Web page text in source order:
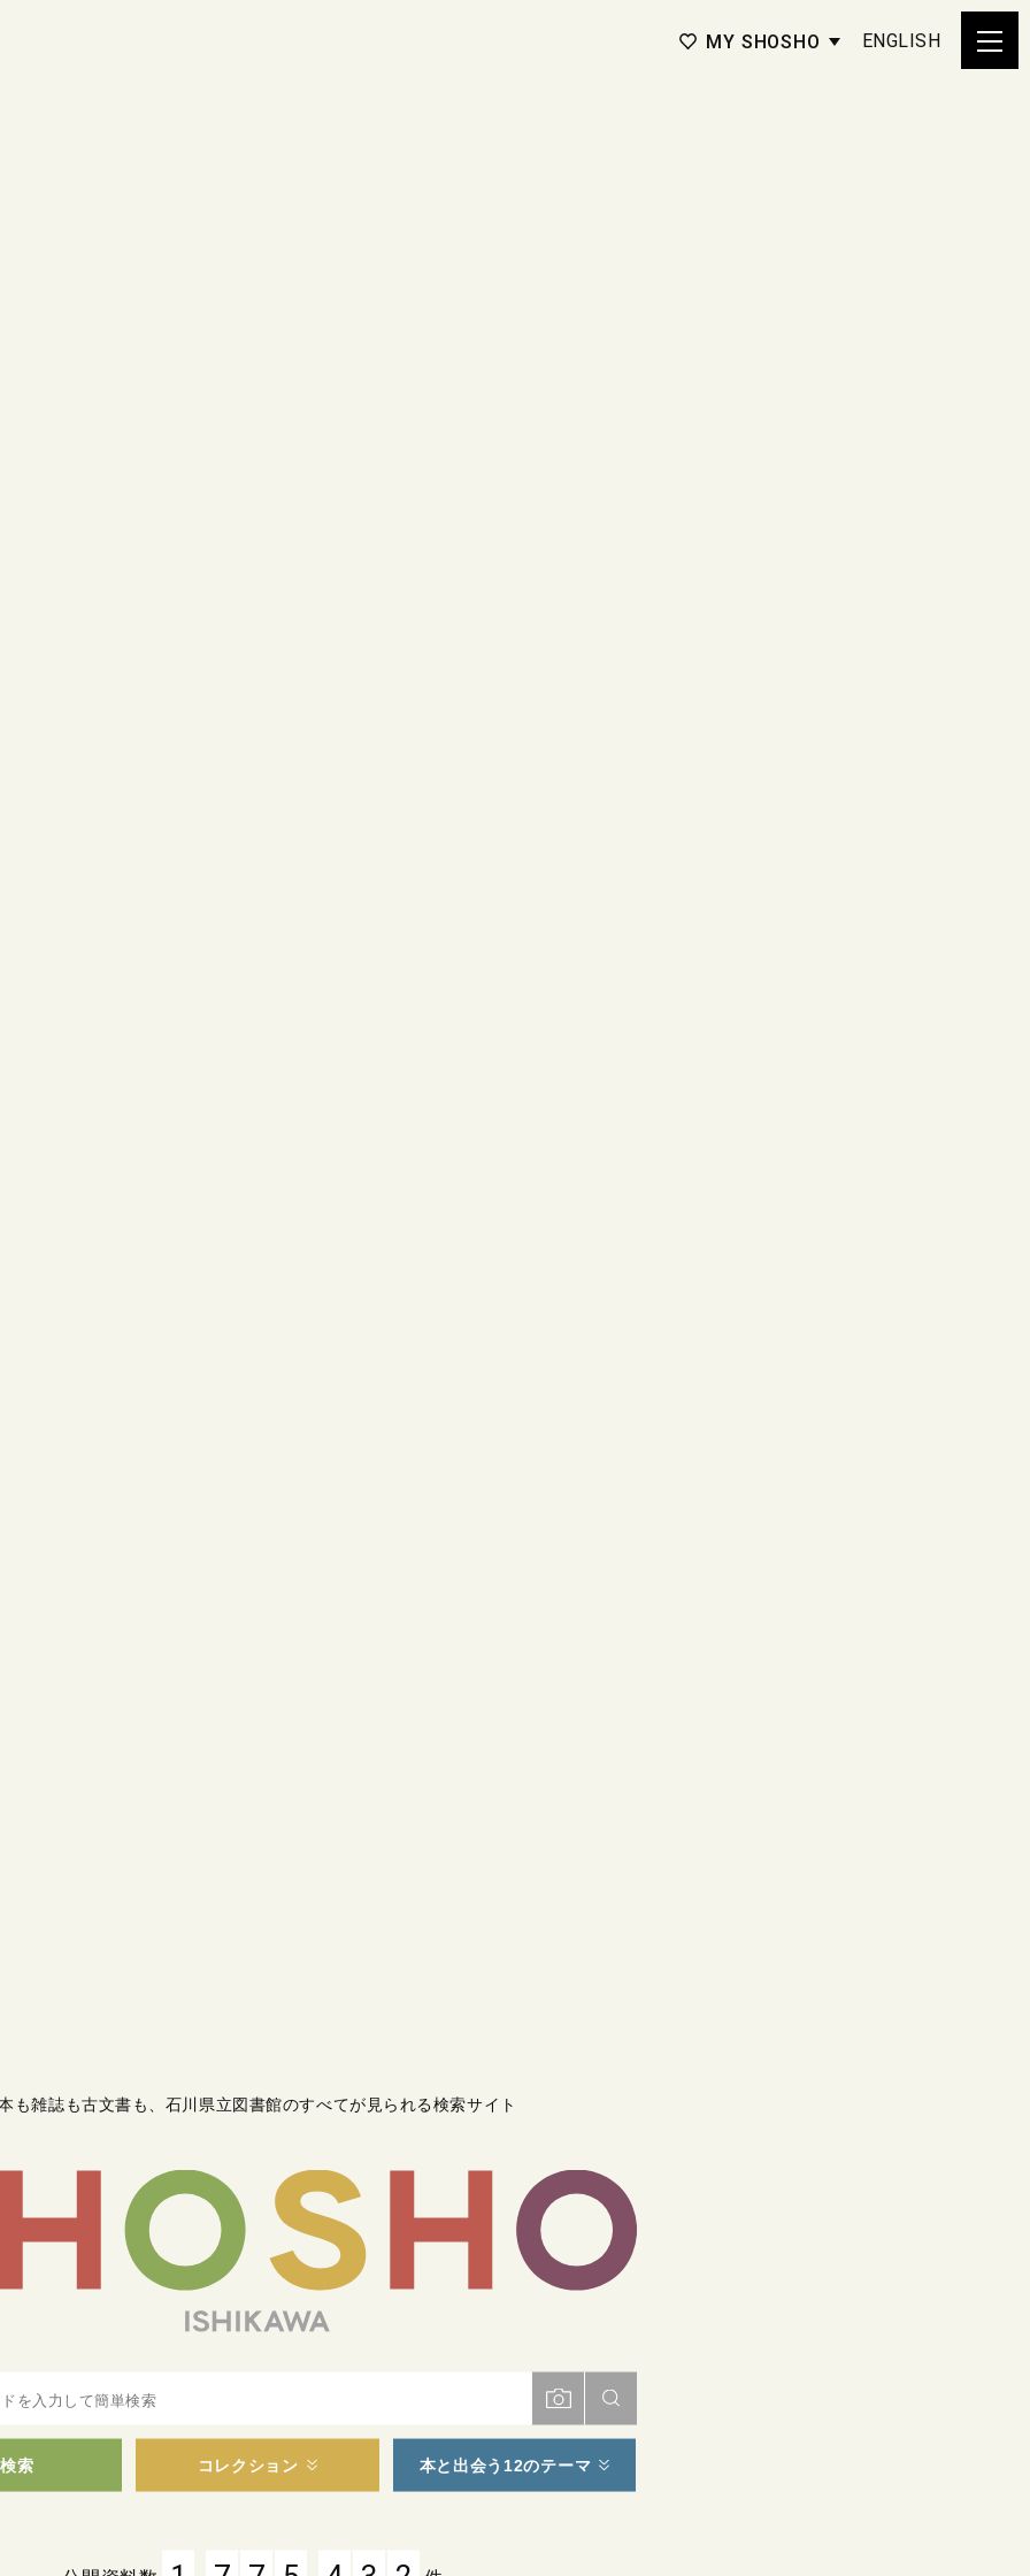
MY SHOSHO ENGLISH
も雑誌も古文書も 石川県立図書館のすべてが見られる検索サイト
索 コレクション 本と出会う12のテーマ